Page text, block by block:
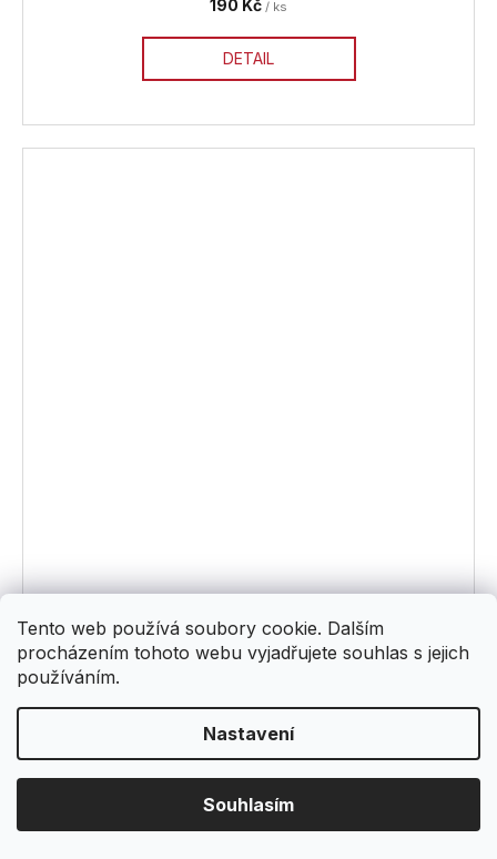
Tento web používá soubory cookie. Dalším
procházením tohoto webu vyjadřujete souhlas s jejich
používáním.
Nastavení
Souhlasím
190 Kč / ks
DETAIL
ABIES R91 - rovnoběžník levý 30 x 15 cm
Skladem
(4 ks)
250 Kč/ ks